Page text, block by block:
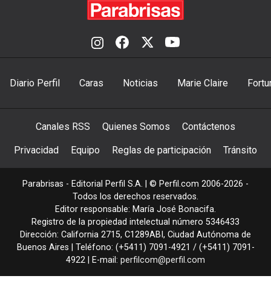
Diario Perfil Caras Noticias Marie Claire
Canales RSS Quienes Somos Contáctenos
Privacidad Equipo Reglas de participación Tránsito
Parabrisas - Editorial Perfil S.A. | © Perfil.com 2006-2026 -
Todos los derechos reservados.
Editor responsable: María José Bonacifa.
Registro de la propiedad intelectual número 5346433
Dirección: California 2715, C1289ABI , Ciudad Autónoma de
Buenos Aires | Teléfono: (+5411) 7091-4921 / (+5411) 7091-
4922 | E-mail: perfilcom@perfil.com